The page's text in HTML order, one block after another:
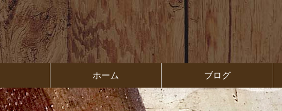
コ
ン
テ
ン
ツ
本
文
ス
キ
ッ
㈱ＦＯＲ
ＥＳＴ Ｃ
ホーム ブログ